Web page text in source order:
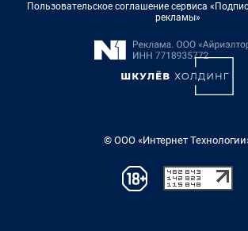
Пользовательское соглашение сервиса
рекламы»
© ООО «Интернет